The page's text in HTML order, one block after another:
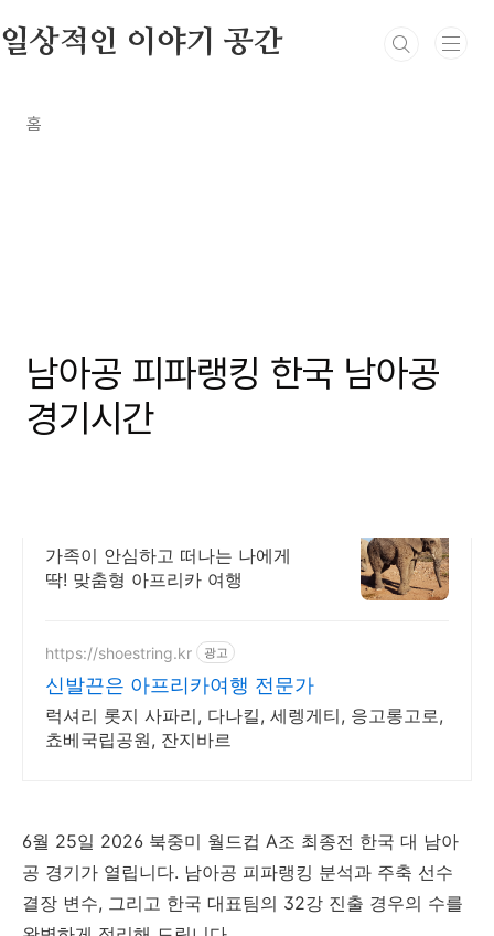
일상적인 이야기 공간
홈
남아공 피파랭킹 한국 남아공
경기시간
가족이 안심하고 떠나는 나에게
딱! 맞춤형 아프리카 여행
https://shoestring.kr 광고
신발끈은 아프리카여행 전문가
럭셔리 롯지 사파리, 다나킬, 세렝게티, 응고롱고로,
쵸베국립공원, 잔지바르
6월 25일 2026 북중미 월드컵 A조 최종전 한국 대 남아
공 경기가 열립니다. 남아공 피파랭킹 분석과 주축 선수
결장 변수, 그리고 한국 대표팀의 32강 진출 경우의 수를